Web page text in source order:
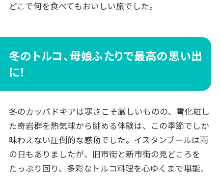
どこで何を食べてもおいしい旅でした。
冬のトルコ、母娘ふたりで最高の思い出
に！
冬のカッパドキアは寒さこそ厳しいものの、雪化粧し
た奇岩群を熱気球から眺める体験は、この季節でしか
味わえない圧倒的な感動でした。イスタンブールは雨
の日もありましたが、旧市街と新市街の見どころを
たっぷり回り、多彩なトルコ料理を心ゆくまで堪能。